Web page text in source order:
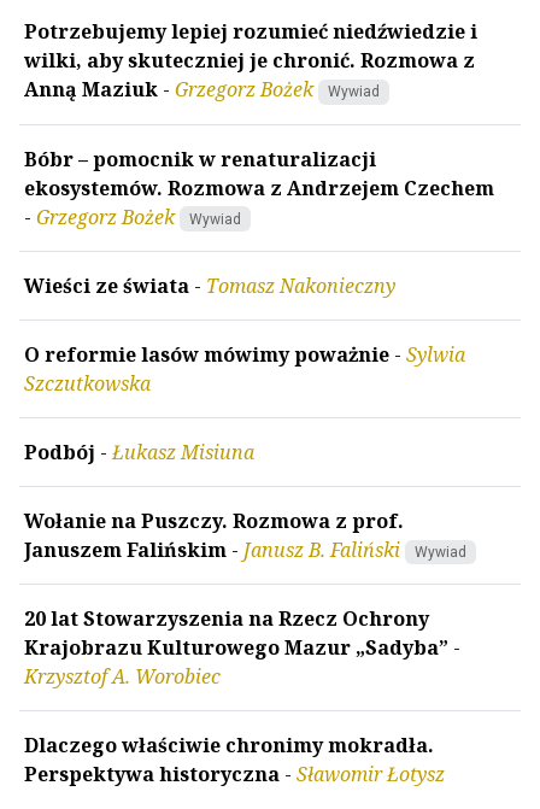
Potrzebujemy lepiej rozumieć niedźwiedzie i
wilki, aby skuteczniej je chronić. Rozmowa z
Anną Maziuk - Grzegorz Bożek Wywiad
Bóbr – pomocnik w renaturalizacji
ekosystemów. Rozmowa z Andrzejem Czechem
- Grzegorz Bożek Wywiad
Wieści ze świata - Tomasz Nakonieczny
O reformie lasów mówimy poważnie - Sylwia
Szczutkowska
Podbój -Łukasz Misiuna
Wołanie na Puszczy. Rozmowa z prof.
Januszem Falińskim - Janusz B. Faliński Wywiad
20 lat Stowarzyszenia na Rzecz Ochrony
Krajobrazu Kulturowego Mazur „Sadyba” -
Krzysztof A. Worobiec
Dlaczego właściwie chronimy mokradła.
Perspektywa historyczna - Sławomir Łotysz